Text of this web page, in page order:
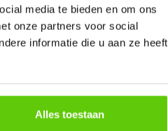
media te bieden en om ons
onze partners voor social
informatie die u aan ze heeft
Alles toestaan